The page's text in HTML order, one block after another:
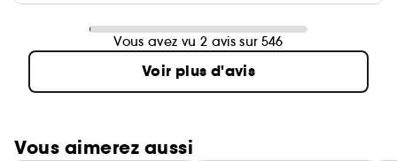
Vous avez vu 2 avis sur 546
Voir plus d'avis
Vous aimerez aussi